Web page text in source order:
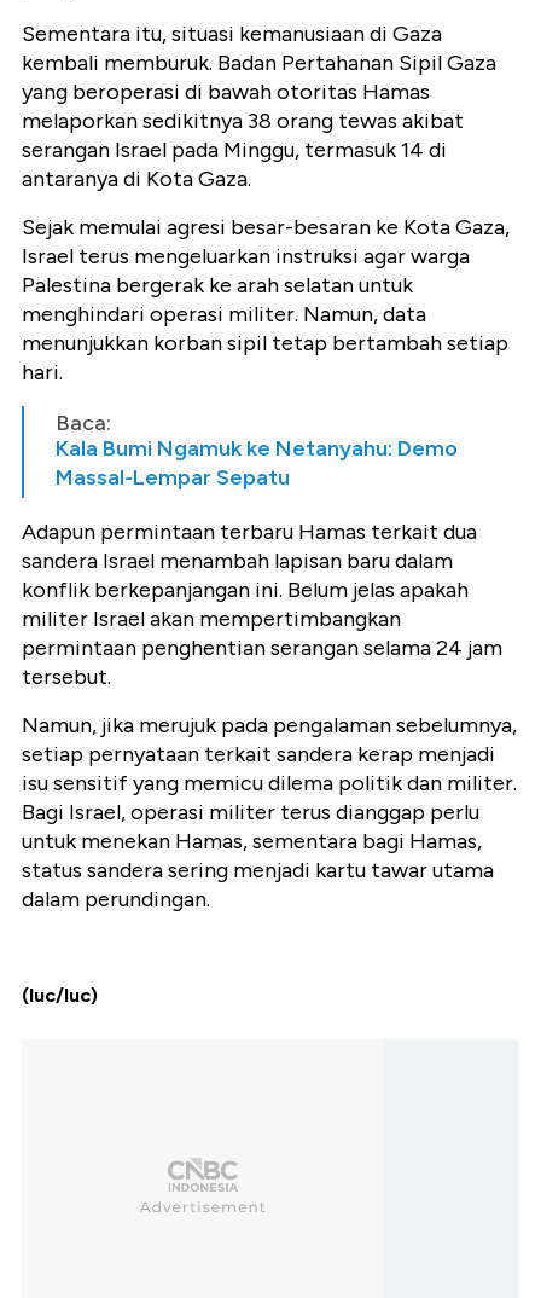
Sementara itu, situasi kemanusiaan di Gaza
kembali memburuk. Badan Pertahanan Sipil Gaza
yang beroperasi di bawah otoritas Hamas
melaporkan sedikitnya 38 orang tewas akibat
serangan Israel pada Minggu, termasuk 14 di
antaranya di Kota Gaza.
Sejak memulai agresi besar-besaran ke Kota Gaza,
Israel terus mengeluarkan instruksi agar warga
Palestina bergerak ke arah selatan untuk
menghindari operasi militer. Namun, data
menunjukkan korban sipil tetap bertambah setiap
hari.
Baca:
Kala Bumi Ngamuk ke Netanyahu: Demo
Massal-Lempar Sepatu
Adapun permintaan terbaru Hamas terkait dua
sandera Israel menambah lapisan baru dalam
konflik berkepanjangan ini. Belum jelas apakah
militer Israel akan mempertimbangkan
permintaan penghentian serangan selama 24 jam
tersebut.
Namun, jika merujuk pada pengalaman sebelumnya,
setiap pernyataan terkait sandera kerap menjadi
isu sensitif yang memicu dilema politik dan militer.
Bagi Israel, operasi militer terus dianggap perlu
untuk menekan Hamas, sementara bagi Hamas,
status sandera sering menjadi kartu tawar utama
dalam perundingan.
(luc/luc)